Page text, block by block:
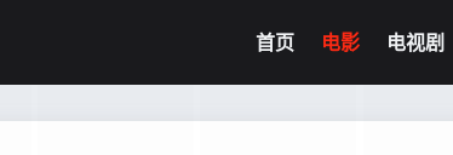
首页 电影 电视剧